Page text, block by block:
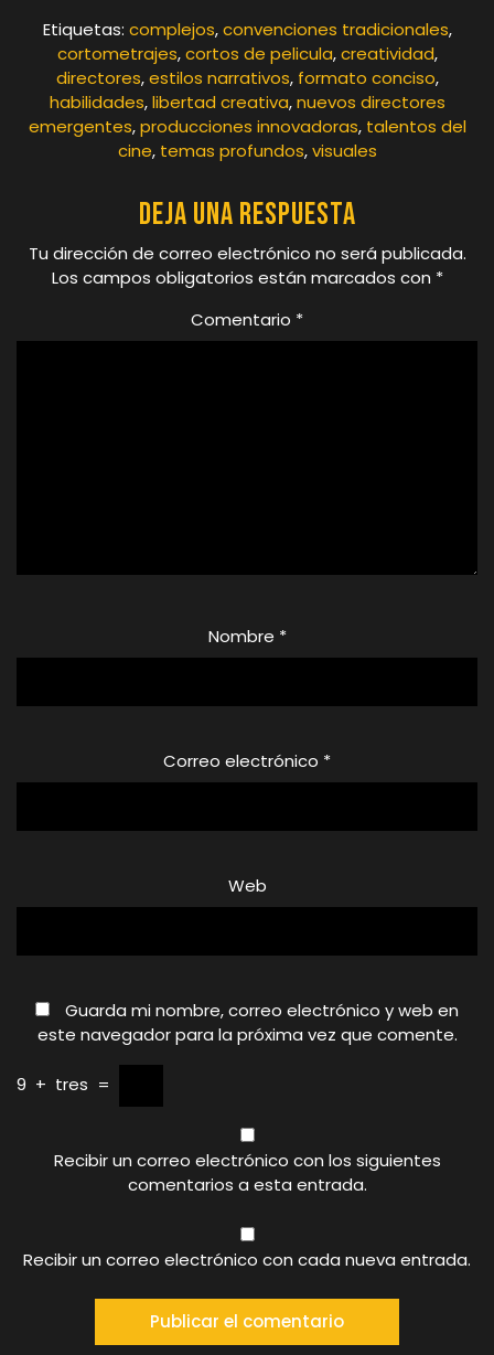
Etiquetas: complejos,convenciones tradicionales,
cortometrajes,cortos de pelicula,creatividad,
directores,estilos narrativos, formato conciso,
habilidades,libertad creativa,nuevos directores
emergentes,producciones innovadoras, talentos del
cine, temas profundos,visuales
Deja una respuesta
Tu dirección de correo electrónico no será publicada.
Los campos obligatorios están marcados con *
Comentario *
Nombre *
Correo electrónico *
Web
Guarda mi nombre, correo electrónico y web en
este navegador para la próxima vez que comente.
9 + tres =
Recibir un correo electrónico con los siguientes
comentarios a esta entrada.
Recibir un correo electrónico con cada nueva entrada.